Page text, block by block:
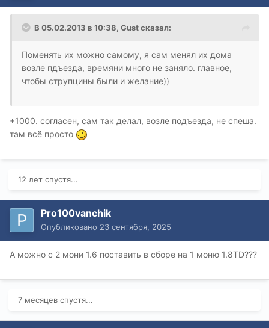
В 05.02.2013 в 10:38, Gust сказал:
Поменять их можно самому, я сам менял их дома
возле пдъезда, времяни много не заняло. главное,
чтобы струпцины были и желание))
+1000. согласен, сам так делал, возле подъезда, не спеша.
там всё просто
12 лет спустя...
Pro100vanchik
Опубликовано 23 сентября, 2025
А можно с 2 мони 1.6 поставить в сборе на 1 моню 1.8TD???
7 месяцев спустя...